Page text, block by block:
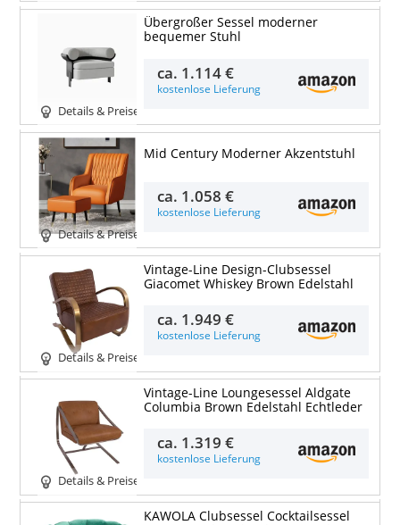
Details & Preise
Übergroßer Sessel moderner
bequemer Stuhl
ca. 1.114 €
kostenlose Lieferung
Details & Preise
Mid Century Moderner Akzentstuhl
ca. 1.058 €
kostenlose Lieferung
Details & Preise
Vintage-Line Design-Clubsessel
Giacomet Whiskey Brown Edelstahl
ca. 1.949 €
kostenlose Lieferung
Details & Preise
Vintage-Line Loungesessel Aldgate
Columbia Brown Edelstahl Echtleder
ca. 1.319 €
kostenlose Lieferung
KAWOLA Clubsessel Cocktailsessel